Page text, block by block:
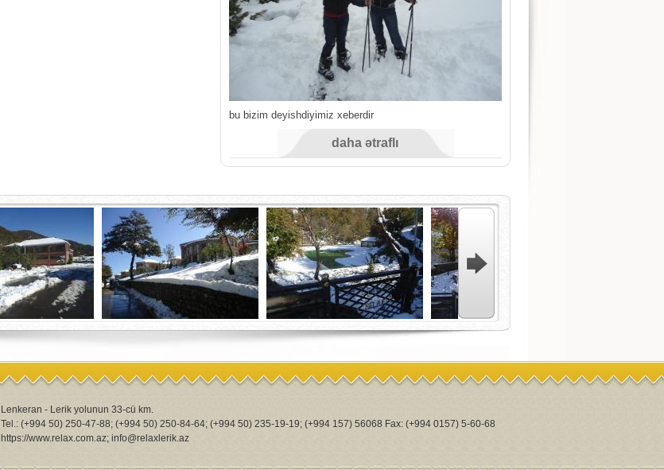
bu bizim deyishdiyimiz xeberdir
daha ətraflı
Lenkeran - Lerik yolunun 33-cü km.
Tel.: (+994 50) 250-47-88; (+994 50) 250-84-64; (+994 50) 235-19-19; (+994 157) 56068 Fax: (+994 0157) 5-60-68
https://www.relax.com.az; info@relaxlerik.az